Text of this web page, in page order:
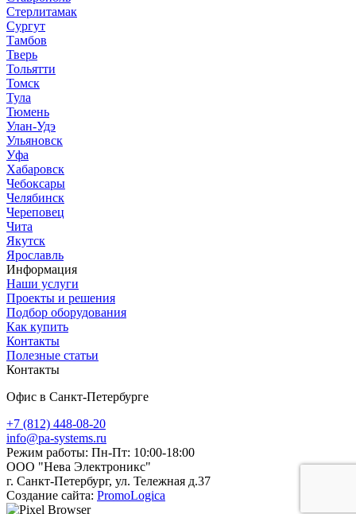
Стерлитамак
Сургут
Тамбов
Тверь
Тольятти
Томск
Тула
Тюмень
Улан-Удэ
Ульяновск
Уфа
Хабаровск
Чебоксары
Челябинск
Череповец
Чита
Якутск
Ярославль
Информация
Наши услуги
Проекты и решения
Подбор оборудования
Как купить
Контакты
Полезные статьи
Контакты
Офис в Санкт-Петербурге
+7 (812) 448-08-20
info@pa-systems.ru
Режим работы: Пн-Пт: 10:00-18:00
ООО "Нева Электроникс"
г. Санкт-Петербург, ул. Тележная д.37
Создание сайта: PromoLogica